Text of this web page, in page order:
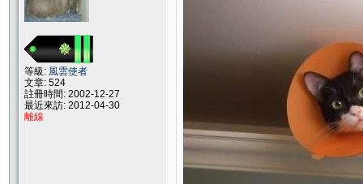
等級: 風雲使者
文章: 524
註冊時間: 2002-12-27
最近來訪: 2012-04-30
離線